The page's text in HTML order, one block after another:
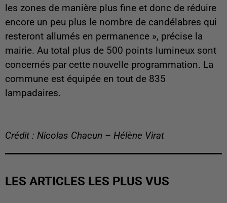
les zones de manière plus fine et donc de réduire
encore un peu plus le nombre de candélabres qui
resteront allumés en permanence », précise la
mairie. Au total plus de 500 points lumineux sont
concernés par cette nouvelle programmation. La
commune est équipée en tout de 835
lampadaires.
Crédit : Nicolas Chacun – Hélène Virat
LES ARTICLES LES PLUS VUS